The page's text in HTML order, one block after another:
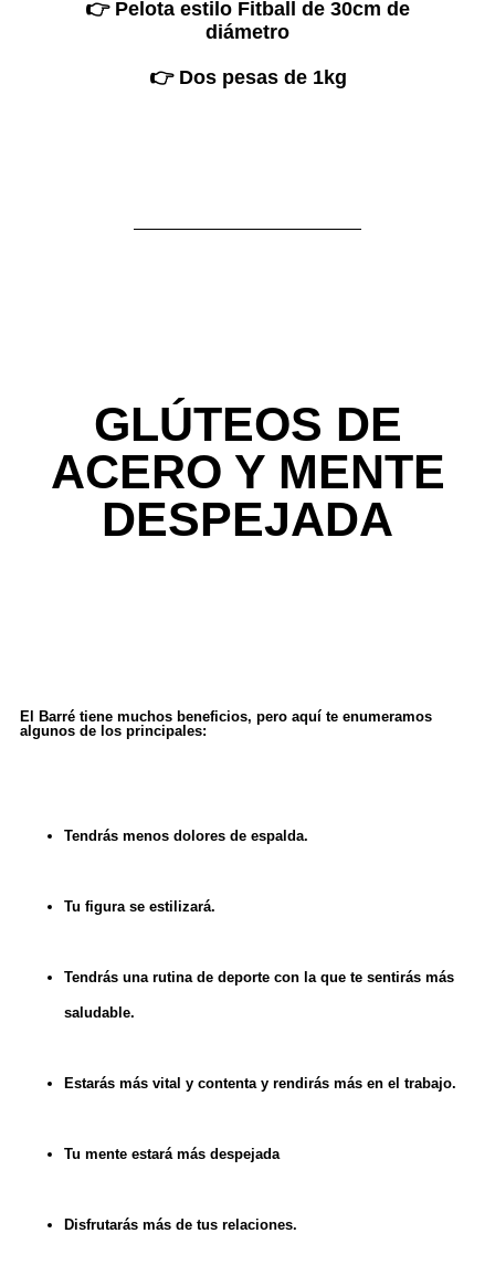
👉 Pelota estilo Fitball de 30cm de
diámetro
👉 Dos pesas de 1kg
GLÚTEOS DE
ACERO Y MENTE
DESPEJADA
El Barré tiene muchos beneficios, pero aquí te enumeramos
algunos de los principales:
Tendrás menos dolores de espalda.
Tu figura se estilizará.
Tendrás una rutina de deporte con la que te sentirás más
saludable.
Estarás más vital y contenta y rendirás más en el trabajo.
Tu mente estará más despejada
Disfrutarás más de tus relaciones.